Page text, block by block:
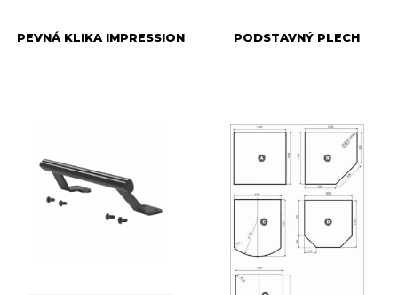
PEVNÁ KLIKA IMPRESSION PODSTAVNÝ PLECH